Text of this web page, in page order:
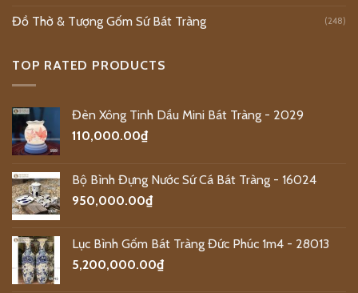
Đồ Thờ & Tượng Gốm Sứ Bát Tràng (248)
TOP RATED PRODUCTS
Đèn Xông Tinh Dầu Mini Bát Tràng - 2029
110,000.00₫
Bộ Bình Đựng Nước Sứ Cá Bát Tràng - 16024
950,000.00₫
Lục Bình Gốm Bát Tràng Đức Phúc 1m4 - 28013
5,200,000.00₫